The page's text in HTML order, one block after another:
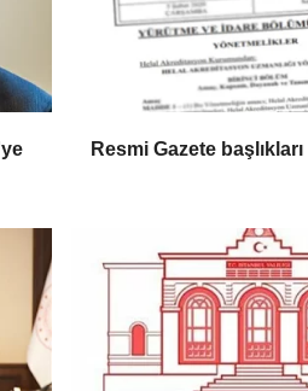
Resmi Gazete başlıkları